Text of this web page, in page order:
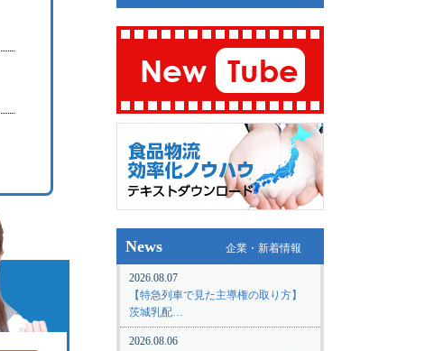
News 企業・新着情報
2026.08.07
【特急列車で見た主導権の取り方】
茨城乳配…
2026.08.06